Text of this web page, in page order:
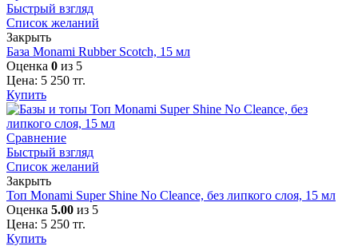
Быстрый взгляд
Список желаний
Закрыть
База Monami Rubber Scotch, 15 мл
Оценка 0 из 5
Цена: 5 250 тг.
Купить
Сравнение
Быстрый взгляд
Список желаний
Закрыть
Топ Monami Super Shine No Cleance, без липкого слоя, 15 мл
Оценка 5.00 из 5
Цена: 5 250 тг.
Купить